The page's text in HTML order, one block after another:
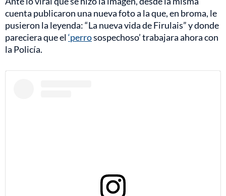
cuenta publicaron una nueva foto a la que, en broma, le
pusieron la leyenda: “La nueva vida de Firulais” y donde
pareciera que el‘perrosospechoso’ trabajara ahora con
la Policía.